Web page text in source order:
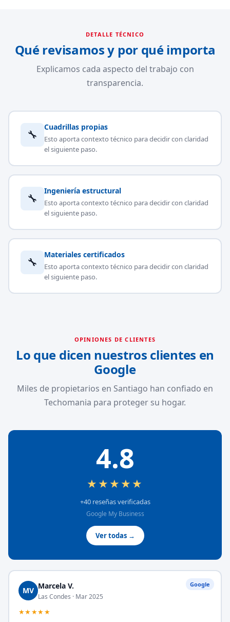
DETALLE TÉCNICO
Qué revisamos y por qué importa
Explicamos cada aspecto del trabajo con
transparencia.
🔧
Cuadrillas propias
Esto aporta contexto técnico para decidir con claridad
el siguiente paso.
🔧
Ingeniería estructural
Esto aporta contexto técnico para decidir con claridad
el siguiente paso.
🔧
Materiales certificados
Esto aporta contexto técnico para decidir con claridad
el siguiente paso.
OPINIONES DE CLIENTES
Lo que dicen nuestros clientes en
Google
Miles de propietarios en Santiago han confiado en
Techomania para proteger su hogar.
4.8
★★★★★
+40 reseñas verificadas
Google My Business
Ver todas →
Google
MV Marcela V.
Las Condes · Mar 2025
★★★★★